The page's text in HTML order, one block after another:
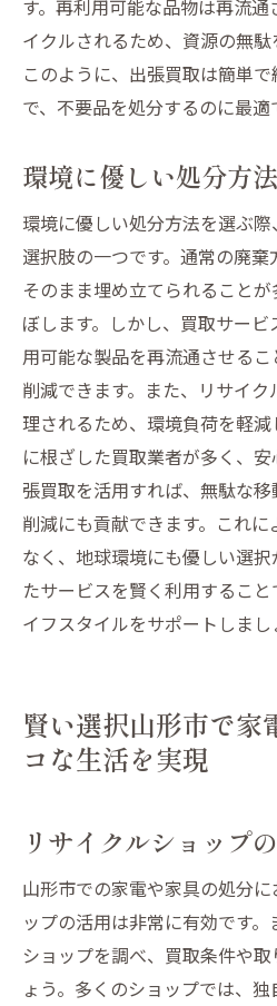
す。再利用可能な品物は再流
イクルされるため、資源の無駄
このように、出張買取は簡単
で、不要品を処分するのに最適
環境に優しい処分方
環境に優しい処分方法を選ぶ
選択肢の一つです。通常の廃
そのまま埋め立てられること
ぼします。しかし、買取サー
用可能な製品を再流通させる
削減できます。また、リサイ
理されるため、環境負荷を軽
に根ざした買取業者が多く、
張買取を活用すれば、無駄な
削減にも貢献できます。これ
なく、地球環境にも優しい選
たサービスを賢く利用するこ
イフスタイルをサポートしまし
賢い選択山形市で家
コな生活を実現
リサイクルショップ
山形市での家電や家具の処分
ップの活用は非常に有効です
ショップを調べ、買取条件や
ょう。多くのショップでは、